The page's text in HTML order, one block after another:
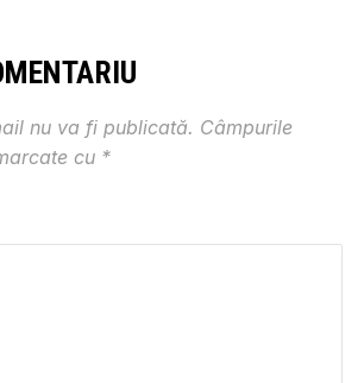
nu va fi publicată. Câmpurile
cu *